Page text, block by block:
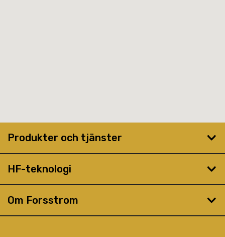
Produkter och tjänster
HF-teknologi
Om Forsstrom